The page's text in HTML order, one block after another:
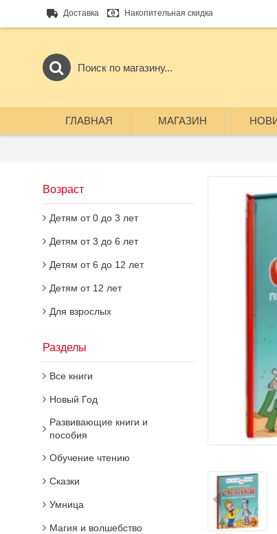
Доставка Накопительная скидка
ГЛАВНАЯ МАГАЗИН
Возраст
Детям от 0 до 3 лет
Детям от 3 до 6 лет
Детям от 6 до 12 лет
Детям от 12 лет
Для взрослых
Разделы
Все книги
Новый Год
Развивающие книги и
пособия
Обучение чтению
Сказки
Умница
Магия и волшебство